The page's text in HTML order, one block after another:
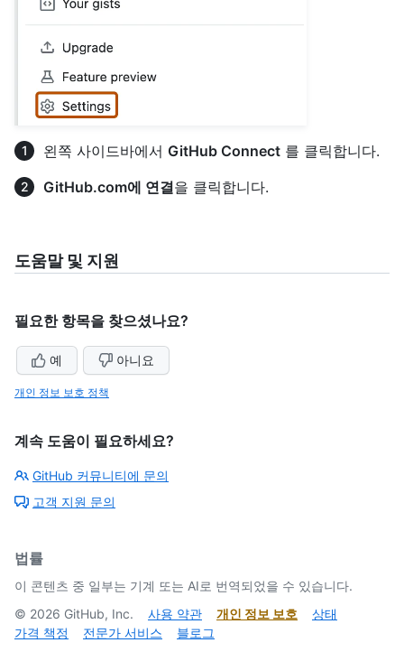
왼쪽 사이드바에서 GitHub Connect 를 클릭합니다.
GitHub.com에 연결을 클릭합니다.
도움말 및 지원
필요한 항목을 찾으셨나요?
예 아니요
개인 정보 보호 정책
계속 도움이 필요하세요?
GitHub 커뮤니티에 문의
고객 지원 문의
법률
이 콘텐츠 중 일부는 기계 또는 AI로 번역되었을 수 있습니다.
© 2026 GitHub, Inc. 사용 약관 개인 정보 보호
상태
가격 책정
전문가 서비스 블로그